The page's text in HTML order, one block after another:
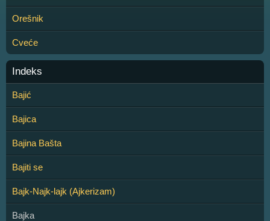
Orešnik
Cveće
Indeks
Bajić
Bajica
Bajina Bašta
Bajiti se
Bajk-Najk-lajk (Ajkerizam)
Bajka